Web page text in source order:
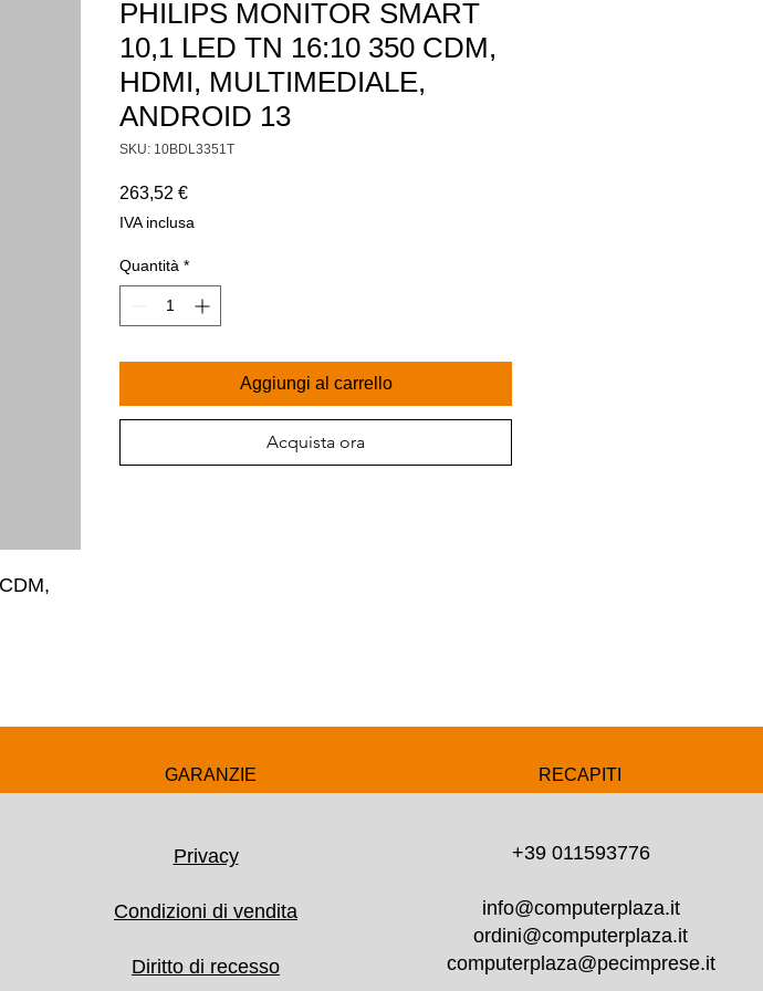
PHILIPS MONITOR SMART
10,1 LED TN 16:10 350 CDM,
HDMI, MULTIMEDIALE,
ANDROID 13
SKU: 10BDL3351T
263,52 €Prezzo
IVA inclusa
Quantità *
Aggiungi al carrello
Acquista ora
GARANZIE RECAPITI
Privacy
Condizioni di vendita
Diritto di recesso
+39 011593776
info@computerplaza.it
ordini@computerplaza.it
computerplaza@pecimprese.it